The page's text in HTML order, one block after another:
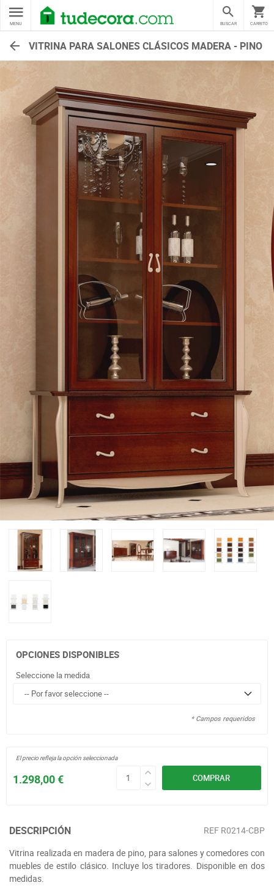
MENU CARRITO
BUSCAR
VITRINA PARA SALONES CLÁSICOS MADERA - PINO
OPCIONES DISPONIBLES
Seleccione la medida
* Campos requeridos
COMPRAR
1.298,00 €
El precio refleja la opción seleccionada
DESCRIPCIÓN REF R0214-CBP
Vitrina realizada en madera de pino, para salones y comedores con
muebles de estilo clásico. Incluye los tiradores. Disponible en dos
medidas.